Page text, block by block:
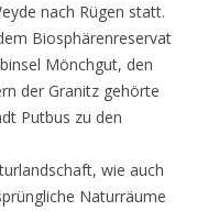
nach Rügen statt.
Biosphärenreservat
Mönchgut, den
der Granitz gehörte
Putbus zu den
wie auch
Naturräume